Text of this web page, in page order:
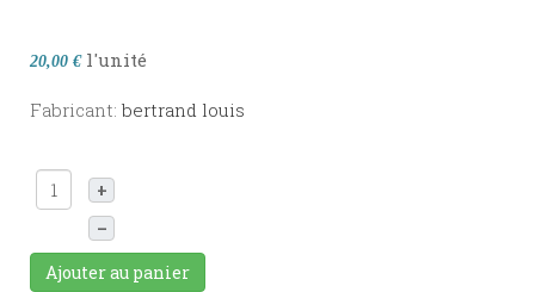
20,00 € l'unité
Fabricant: bertrand louis
+
–
Ajouter au panier